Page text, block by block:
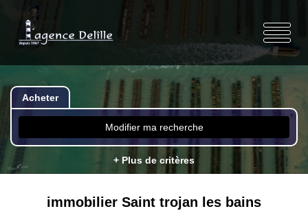
Acheter
Modifier ma recherche
+ Plus de critères
immobilier Saint trojan les bains